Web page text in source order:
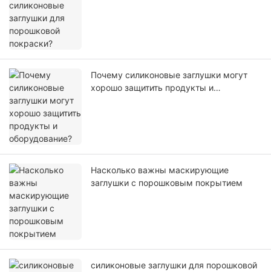
Почему силиконовые заглушки могут
хорошо защитить продукты и
Насколько важны маскирующие
заглушки с порошковым покрытием
силиконовые заглушки для порошковой